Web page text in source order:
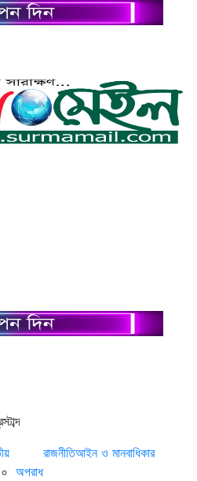
অপরাধ
রাজনীতিআইন ও মানবাধিকার